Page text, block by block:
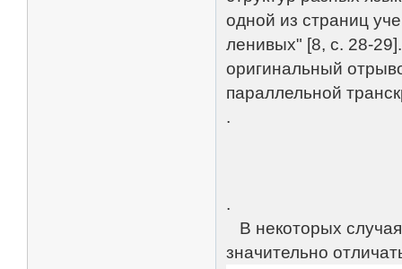
одной из страниц
ленивых" [8, с. 28-
оригинальный
параллельной
.
.
В некоторых
значительно